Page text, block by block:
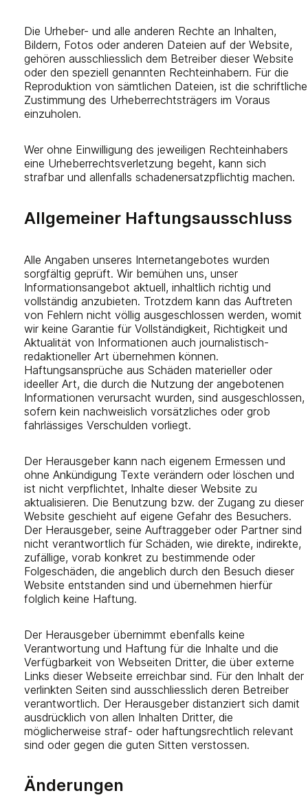
Die Urheber- und alle anderen Rechte an Inhalten,
Bildern, Fotos oder anderen Dateien auf der Website,
gehören ausschliesslich dem Betreiber dieser Website
oder den speziell genannten Rechteinhabern. Für die
Reproduktion von sämtlichen Dateien, ist die schriftliche
Zustimmung des Urheberrechtsträgers im Voraus
einzuholen.
Wer ohne Einwilligung des jeweiligen Rechteinhabers
eine Urheberrechtsverletzung begeht, kann sich
strafbar und allenfalls schadenersatzpflichtig machen.
Allgemeiner Haftungsausschluss
Alle Angaben unseres Internetangebotes wurden
sorgfältig geprüft. Wir bemühen uns, unser
Informationsangebot aktuell, inhaltlich richtig und
vollständig anzubieten. Trotzdem kann das Auftreten
von Fehlern nicht völlig ausgeschlossen werden, womit
wir keine Garantie für Vollständigkeit, Richtigkeit und
Aktualität von Informationen auch journalistisch-
redaktioneller Art übernehmen können.
Haftungsansprüche aus Schäden materieller oder
ideeller Art, die durch die Nutzung der angebotenen
Informationen verursacht wurden, sind ausgeschlossen,
sofern kein nachweislich vorsätzliches oder grob
fahrlässiges Verschulden vorliegt.
Der Herausgeber kann nach eigenem Ermessen und
ohne Ankündigung Texte verändern oder löschen und
ist nicht verpflichtet, Inhalte dieser Website zu
aktualisieren. Die Benutzung bzw. der Zugang zu dieser
Website geschieht auf eigene Gefahr des Besuchers.
Der Herausgeber, seine Auftraggeber oder Partner sind
nicht verantwortlich für Schäden, wie direkte, indirekte,
zufällige, vorab konkret zu bestimmende oder
Folgeschäden, die angeblich durch den Besuch dieser
Website entstanden sind und übernehmen hierfür
folglich keine Haftung.
Der Herausgeber übernimmt ebenfalls keine
Verantwortung und Haftung für die Inhalte und die
Verfügbarkeit von Webseiten Dritter, die über externe
Links dieser Webseite erreichbar sind. Für den Inhalt der
verlinkten Seiten sind ausschliesslich deren Betreiber
verantwortlich. Der Herausgeber distanziert sich damit
ausdrücklich von allen Inhalten Dritter, die
möglicherweise straf- oder haftungsrechtlich relevant
sind oder gegen die guten Sitten verstossen.
Änderungen